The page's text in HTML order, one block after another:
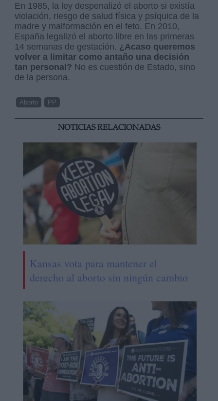
En 1985, la ley despenalizó el aborto si existía
violación, riesgo de salud física y psíquica de la
madre y malformación en el feto. En 2010,
España legalizó el aborto libre en las primeras
14 semanas de gestación. ¿Acaso queremos
volver a limitar como antaño una decisión
tan personal? No es cuestión de Estado, sino
de la persona.
Aborto PP
NOTICIAS RELACIONADAS
Kansas vota para mantener el
derecho al aborto sin ningún cambio